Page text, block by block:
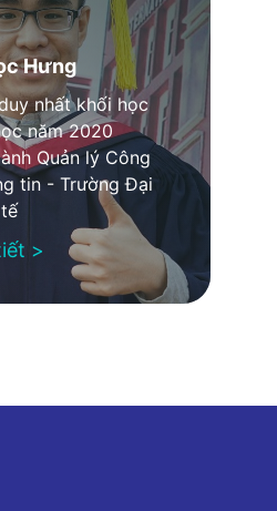
Hưng
nhất khối học
năm 2020
Quản lý Công
tin - Trường Đại
>